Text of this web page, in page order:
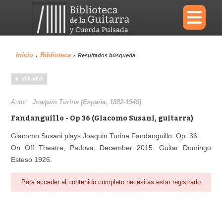
×
Menu
Biblioteca Diccionario
Área personal Reproductor
Inicio › Biblioteca › Resultados búsqueda
VOLVER
Autor:Joaquín Turina (España, 1882-1949)
Fandanguillo - Op 36 (Giacomo Susani, guitarra)
Giacomo Susani plays Joaquin Turina Fandanguillo. Op. 36.
On Off Theatre, Padova, December 2015. Guitar Domingo
Esteso 1926.
Para acceder al contenido completo necesitas estar registrado